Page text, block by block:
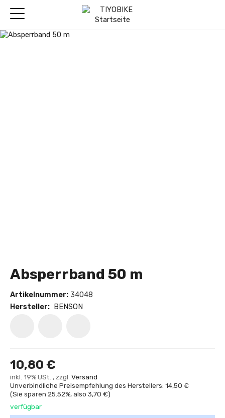
Absperrband 50 m
Artikelnummer: 34048
Hersteller:
BENSON
10,80 €
inkl. 19% USt. , zzgl. Versand
Unverbindliche Preisempfehlung des Herstellers: 14,50 €
(Sie sparen 25.52%, also 3,70 €)
verfügbar